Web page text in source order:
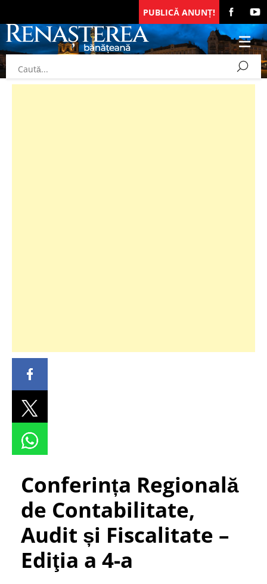
PUBLICĂ ANUNȚ!
Conferința Regională
de Contabilitate,
Audit și Fiscalitate –
Ediţia a 4-a